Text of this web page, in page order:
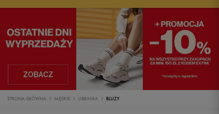
STRONA GŁÓWNA MĘSKIE UBRANIA BLUZY